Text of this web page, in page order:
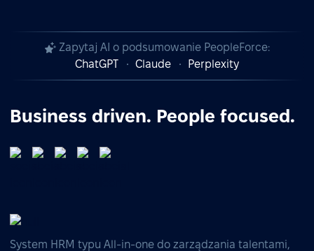
Zapytaj AI o podsumowanie PeopleForce:
ChatGPT
Claude Perplexity
Business driven. People focused.
System HRM typu All-in-one do zarządzania talentami,